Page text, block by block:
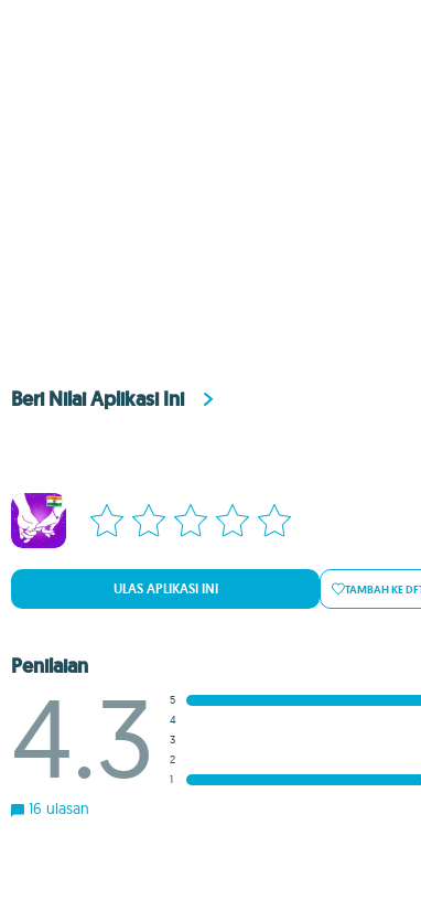
Beri Nilai Aplikasi Ini
ULAS APLIKASI INI TAMBAH KE
Penilaian
4.3
5
4
3
2
1
16 ulasan